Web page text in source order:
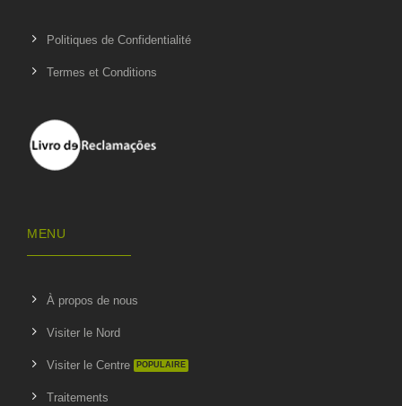
Politiques de Confidentialité
Termes et Conditions
MENU
À propos de nous
Visiter le Nord
Visiter le Centre
Traitements